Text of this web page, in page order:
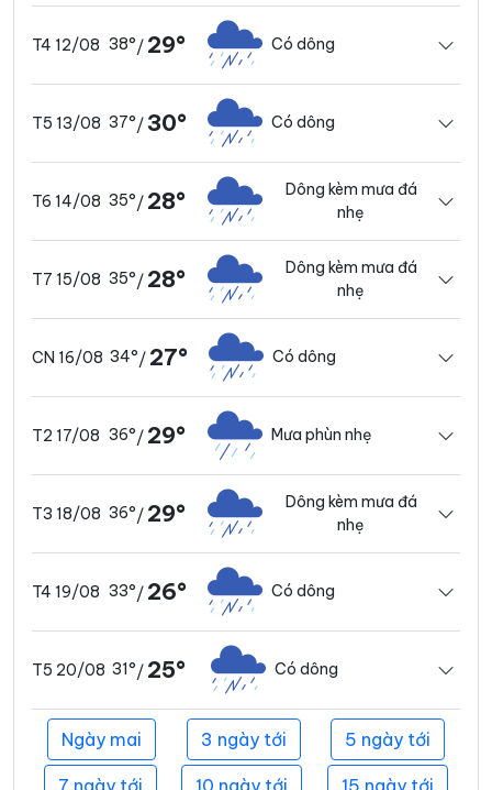
T4 12/08 38°/ 29° Có dông
T5 13/08 37°/30° Có dông
T6 14/08 35°/ 28°
Dông kèm mưa đá
nhẹ
T7 15/08 35°/ 28°
Dông kèm mưa đá
nhẹ
CN 16/08 34°/ 27° Có dông
T2 17/08 36°/ 29° Mưa phùn nhẹ
T3 18/08 36°/ 29°
Dông kèm mưa đá
nhẹ
T4 19/08 33°/ 26° Có dông
T5 20/08 31°/ 25° Có dông
Ngày mai 3 ngày tới 5 ngày tới
7 ngày tới 10 ngày tới 15 ngày tới